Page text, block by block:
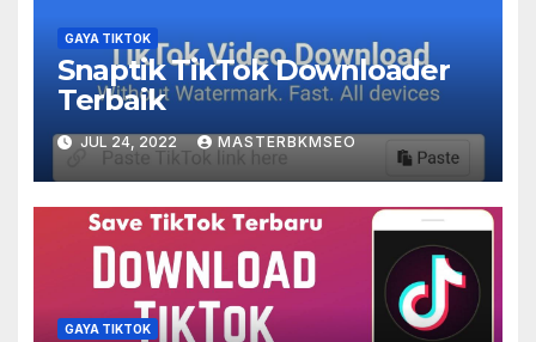
GAYA TIKTOK
Snaptik TikTok Downloader
Terbaik
JUL 24, 2022 MASTERBKMSEO
GAYA TIKTOK